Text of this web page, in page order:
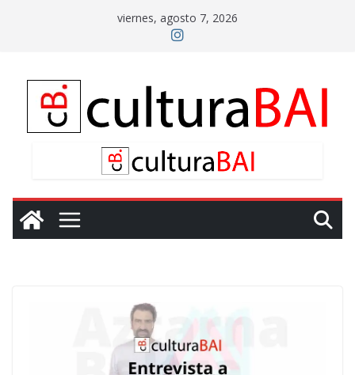
viernes, agosto 7, 2026